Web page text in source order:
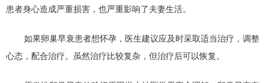
患者身心造成严重损害，也严重影响了夫妻生活。
如果卵巢早衰患者想怀孕，医生建议应及时采取适当治疗，调整
心态，配合治疗。虽然治疗比较复杂，但治疗后可以恢复。